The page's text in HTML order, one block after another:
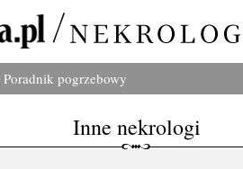
Poradnik pogrzebowy
Inne nekrologi